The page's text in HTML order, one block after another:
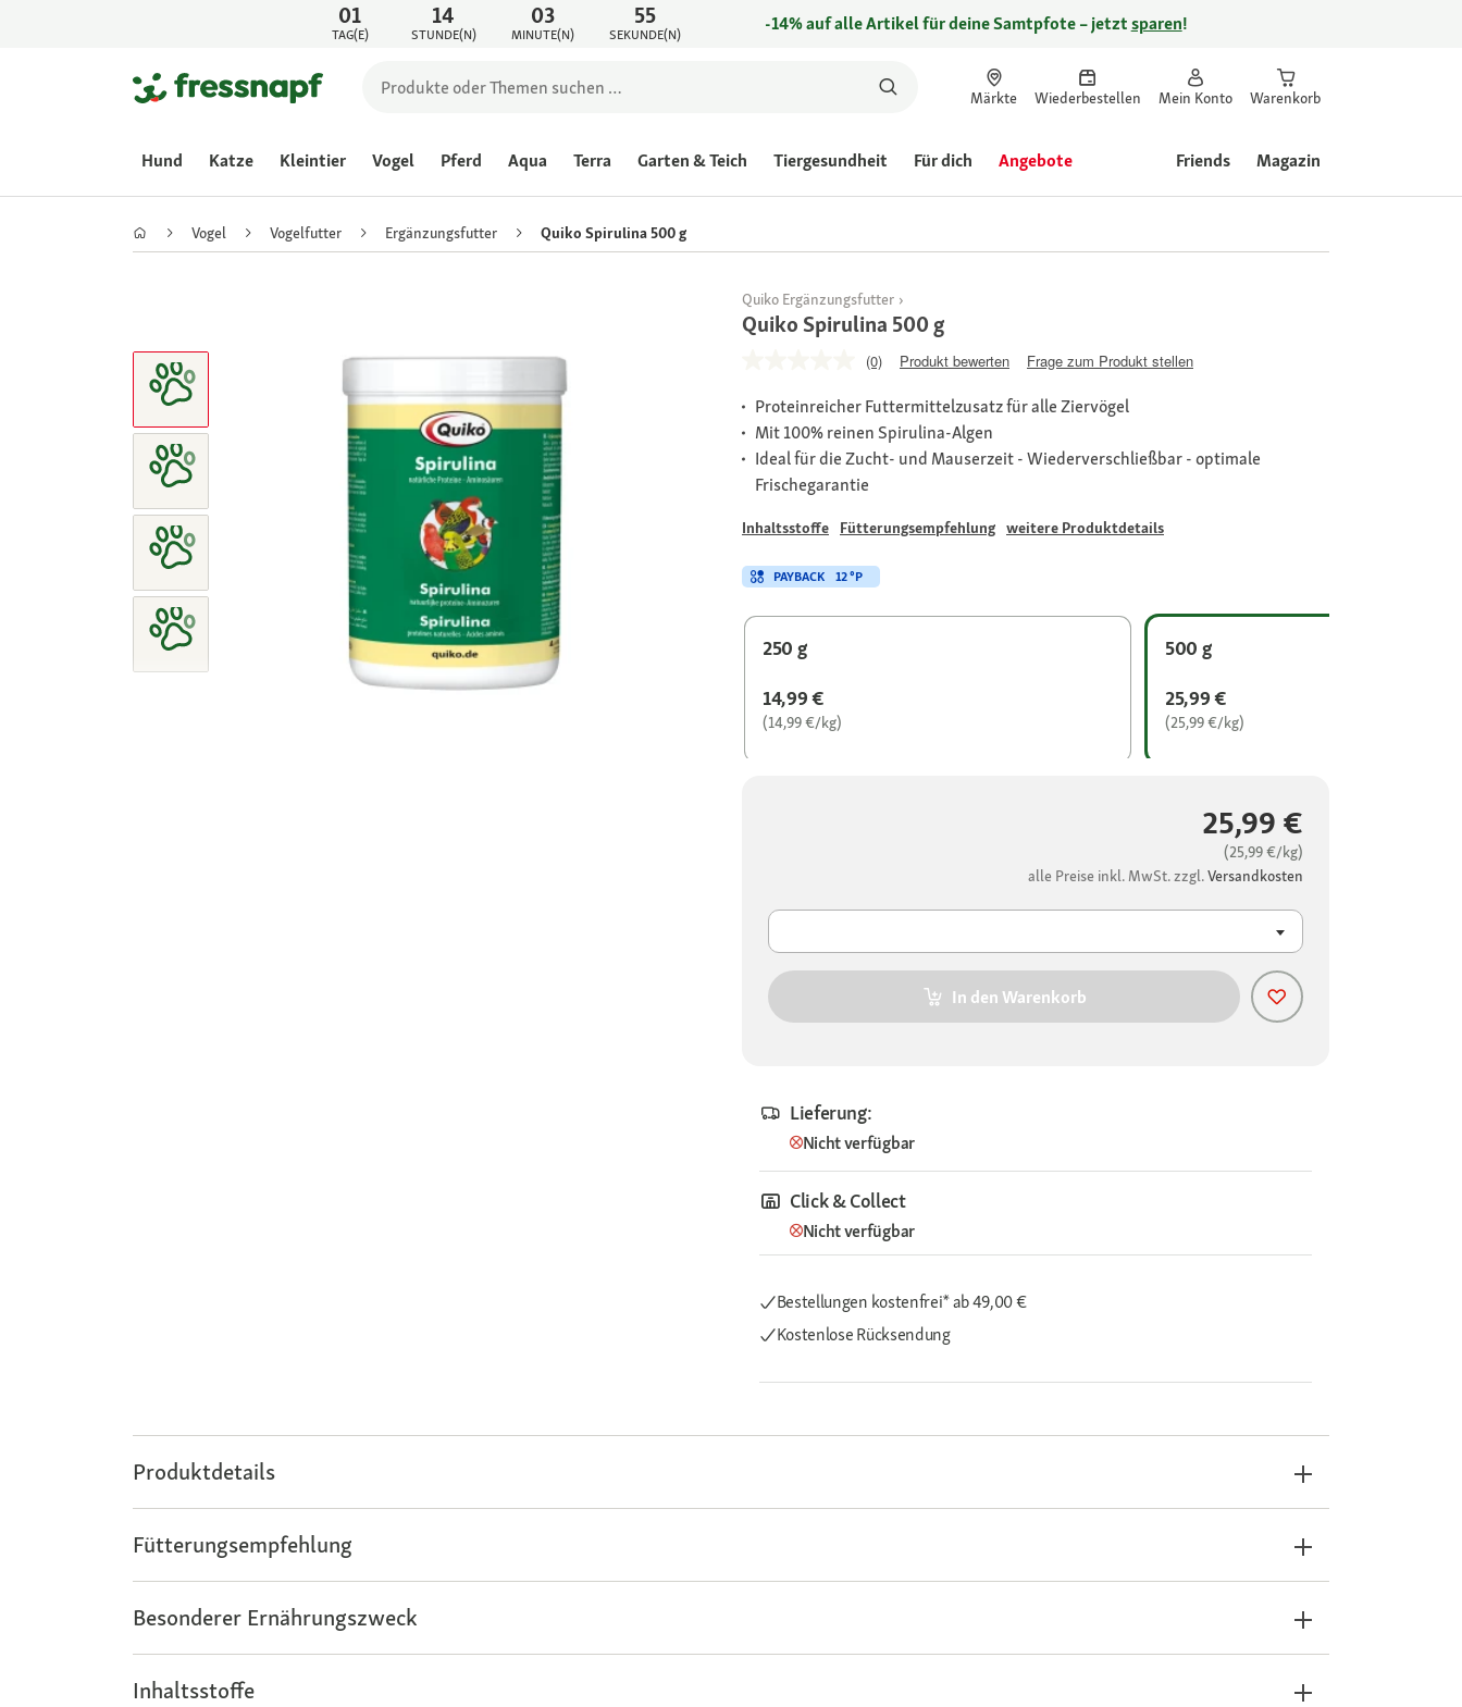
01
TAG(E)
14
STUNDE(N)
03
MINUTE(N)
55
SEKUNDE(N) -14% auf alle Artikel für deine Samtpfote – jetztsparen!
Märkte Wiederbestellen Mein Konto Warenkorb
Hund Katze Kleintier Vogel Pferd Aqua Terra Garten & Teich Tiergesundheit Für dich Angebote Friends Magazin
Vogel Vogelfutter Ergänzungsfutter Quiko Spirulina 500 g
Quiko Ergänzungsfutter
Quiko Spirulina 500 g
(0) Produkt bewerten Frage zum Produkt stellen
Proteinreicher Futtermittelzusatz für alle Ziervögel
Mit 100% reinen Spirulina-Algen
Ideal für die Zucht- und Mauserzeit - Wiederverschließbar - optimale
Frischegarantie
Inhaltsstoffe Fütterungsempfehlung weitere Produktdetails
PAYBACK 12 °P
250 g
14,99 €
(14,99 €/kg)
500 g
25,99 €
(25,99 €/kg)
25,99 €
(25,99 €/kg)
alle Preise inkl. MwSt. zzgl.Versandkosten
In den Warenkorb
Lieferung:
Nicht verfügbar
Click & Collect
Nicht verfügbar
Bestellungen kostenfrei*ab 49,00 €
Kostenlose Rücksendung
Produktdetails
Fütterungsempfehlung
Besonderer Ernährungszweck
Inhaltsstoffe